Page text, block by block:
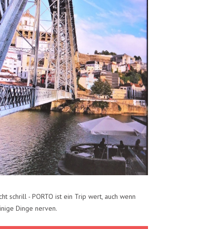
schrill - PORTO ist ein Trip wert, auch wenn
Dinge nerven.